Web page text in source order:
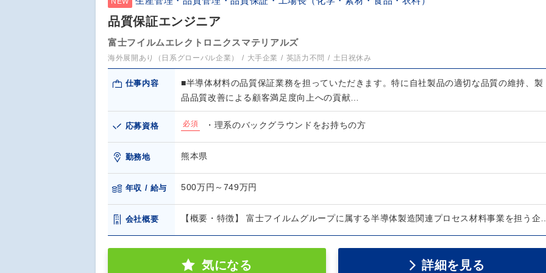
品質保証エンジニア
富士フイルムエレクトロニクスマテリアルズ
海外展開あり（日系グローバル企業） 大手企業 英語力不問 土日祝休み
仕事内容
■半導体材料の品質保証業務を担っていただきます。特に自社製品の適切な品質の維持、製
品品質改善による顧客満足度向上への貢献…
応募資格 必須 ・理系のバックグラウンドをお持ちの方
勤務地 熊本県
年収 / 給与 500万円～749万円
会社概要 【概要・特徴】 富士フイルムグループに属する半導体製造関連プロセス材料事業を担う
気になる 詳細を見る